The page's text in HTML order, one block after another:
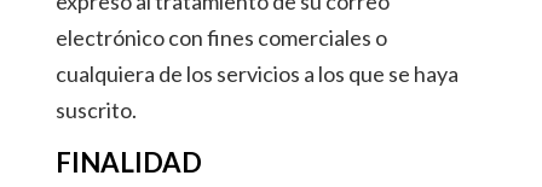
electrónico con fines comerciales o
cualquiera de los servicios a los que se haya
suscrito.
FINALIDAD